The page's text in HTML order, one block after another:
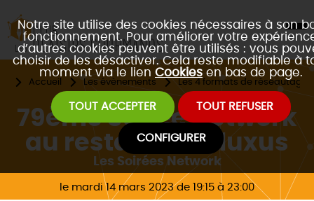
Notre site utilise des cookies nécessaires à son
fonctionnement. Pour améliorer votre
d’autres cookies peuvent être utilisés : vous
choisir de les désactiver. Cela reste modifiable à
moment via le lien Cookies en bas de page.
TOUT ACCEPTER TOUT REFUSER
CONFIGURER
Accueil Les évènements Les 4 formats de réseautage
79ème Soirée Network
au restaurant Fluxus
Les Soirées Network
le mardi 14 mars 2023 de 19:15 à 23:00